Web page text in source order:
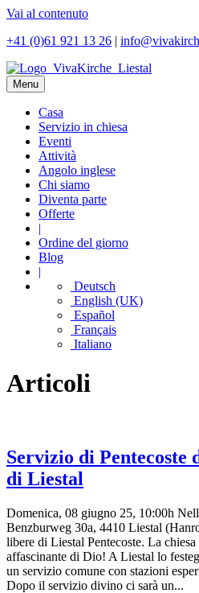
Vai al contenuto
+41 (0)61 921 13 26 |
Menu
Casa
Servizio in chiesa
Eventi
Attività
Angolo inglese
Chi siamo
Diventa parte
Offerte
|
Ordine del giorno
Blog
|
Deutsch
English (UK)
Español
Français
Italiano
Articoli
Servizio di Pentecoste
di Liestal
Domenica, 08 giugno 25, 10:00h
Benzburweg 30a, 4410 Liestal
libere di Liestal Pentecoste. La chiesa
affascinante di Dio! A Liestal lo
un servizio comune con stazioni
Dopo il servizio divino ci sarà un...